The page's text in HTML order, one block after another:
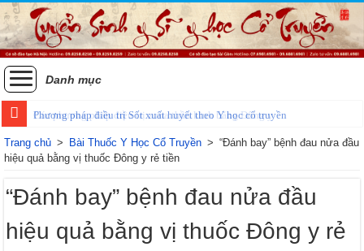
Danh mục
Phương pháp điều trị Sốt xuất huyết theo Y học cổ truyền
Các phương pháp điều trị zona thần kinh bằng Đông y
Trang chủ > Bài Thuốc Y Học Cổ Truyền > “Đánh bay” bệnh đau nửa đầu
hiệu quả bằng vị thuốc Đông y rẻ tiền
“Đánh bay” bệnh đau nửa đầu
hiệu quả bằng vị thuốc Đông y rẻ